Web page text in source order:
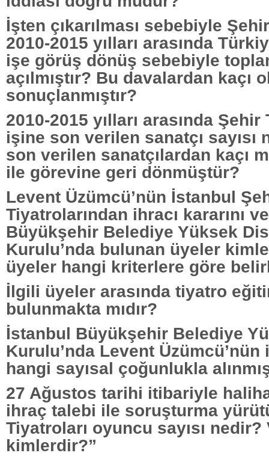
İşten çıkarılması sebebiyle
2010-2015 yılları arasında
işe görüş dönüş sebebiyle
açılmıştır? Bu davalardan kaçı
sonuçlanmıştır?
2010-2015 yılları arasında
işine son verilen sanatçı sayısı
son verilen sanatçılardan kaçı
ile görevine geri dönmüştür?
Levent Üzümcü’nün İstanbul
Tiyatrolarından ihracı kararını
Büyükşehir Belediye Yüksek
Kurulu’nda bulunan üyeler
üyeler hangi kriterlere göre
İlgili üyeler arasında tiyatro
bulunmakta mıdır?
İstanbul Büyükşehir Belediye
Kurulu’nda Levent Üzümcü’nün
hangi sayısal çoğunlukla
27 Ağustos tarihi itibariyle
ihraç talebi ile soruşturma
Tiyatroları oyuncu sayısı
kimlerdir?”